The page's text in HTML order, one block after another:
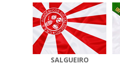
SALGUEIRO